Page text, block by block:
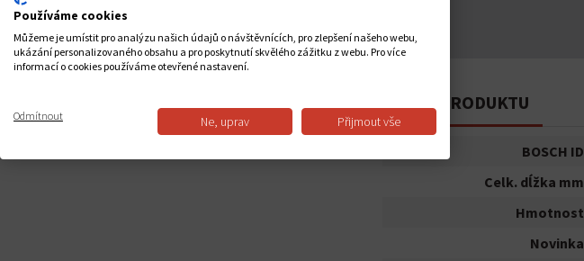
POPIS PRODUKTU
BOSCH ID
Celk. dĺžka mm
Hmotnost
Novinka
Používáme cookies
Můžeme je umístit pro analýzu našich údajů o návštěvnících, pro zlepšení našeho webu,
ukázání personalizovaného obsahu a pro poskytnutí skvělého zážitku z webu. Pro více
informací o cookies používáme otevřené nastavení.
Odmítnout Ne, uprav Přijmout vše